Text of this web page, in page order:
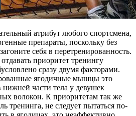
атрибут любого спортсмена,
препараты, поскольку без
себя в пе­ре­тре­ни­ро­ван­ность.
приоритет тренингу
сразу двумя факторами.
яго­дич­ные мыш­цы это
нижней части тела у девушек
во­ло­кон. К приоритетам так же
тренинга, не сле­ду­ет пы­тать­ся по­